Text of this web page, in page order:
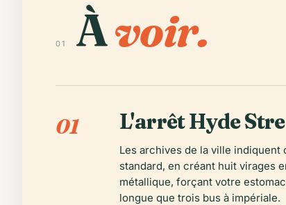
01 Àvoir.
01 L'arrêt Hyde
Les archives de la ville
standard, en créant huit virages
métallique, forçant votre
longue que trois bus à impériale.